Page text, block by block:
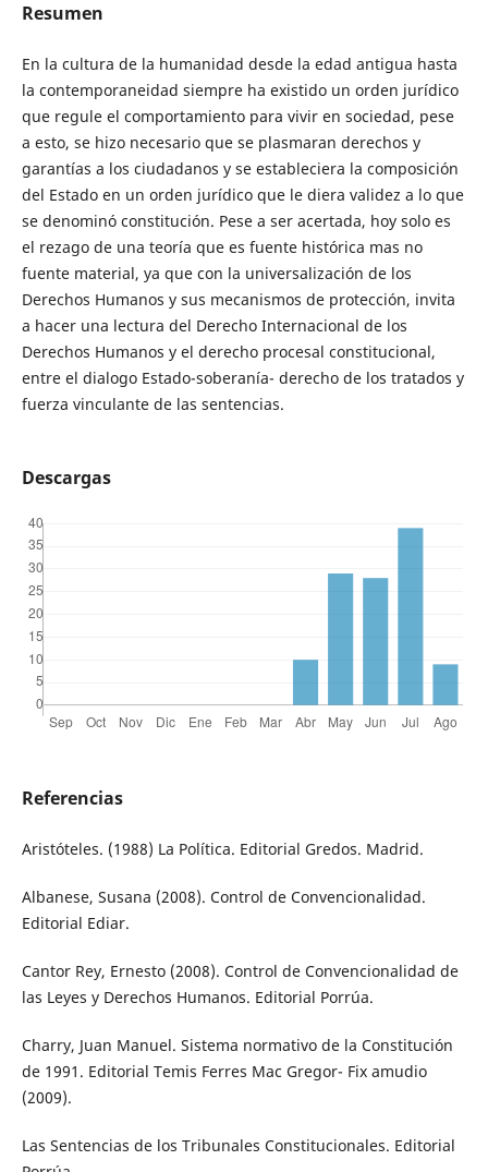
Resumen
En la cultura de la humanidad desde la edad antigua hasta
la contemporaneidad siempre ha existido un orden jurídico
que regule el comportamiento para vivir en sociedad, pese
a esto, se hizo necesario que se plasmaran derechos y
garantías a los ciudadanos y se estableciera la composición
del Estado en un orden jurídico que le diera validez a lo que
se denominó constitución. Pese a ser acertada, hoy solo es
el rezago de una teoría que es fuente histórica mas no
fuente material, ya que con la universalización de los
Derechos Humanos y sus mecanismos de protección, invita
a hacer una lectura del Derecho Internacional de los
Derechos Humanos y el derecho procesal constitucional,
entre el dialogo Estado-soberanía- derecho de los tratados y
fuerza vinculante de las sentencias.
Descargas
Referencias
Aristóteles. (1988) La Política. Editorial Gredos. Madrid.
Albanese, Susana (2008). Control de Convencionalidad.
Editorial Ediar.
Cantor Rey, Ernesto (2008). Control de Convencionalidad de
las Leyes y Derechos Humanos. Editorial Porrúa.
Charry, Juan Manuel. Sistema normativo de la Constitución
de 1991. Editorial Temis Ferres Mac Gregor- Fix amudio
(2009).
Las Sentencias de los Tribunales Constitucionales. Editorial